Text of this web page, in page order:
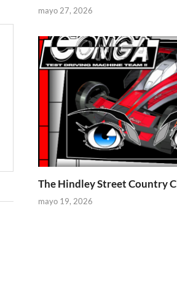
mayo 27, 2026
The Hindley Street Country
mayo 19, 2026